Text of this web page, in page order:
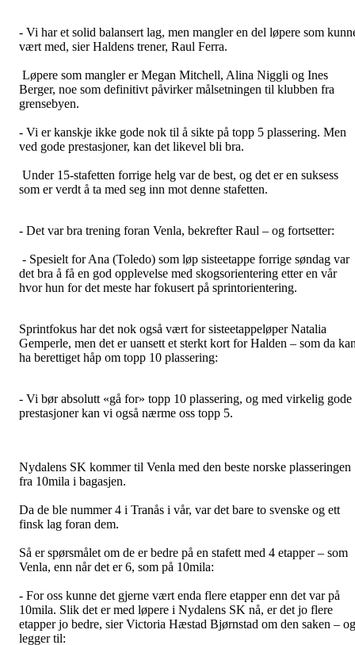
- Vi har et solid balansert lag, men mangler en del løpere som
vært med, sier Haldens trener, Raul Ferra.
Løpere som mangler er Megan Mitchell, Alina Niggli og Ines
Berger, noe som definitivt påvirker målsetningen til klubben fra
grensebyen.
- Vi er kanskje ikke gode nok til å sikte på topp 5 plassering. Men
ved gode prestasjoner, kan det likevel bli bra.
Under 15-stafetten forrige helg var de best, og det er en suksess
som er verdt å ta med seg inn mot denne stafetten.
- Det var bra trening foran Venla, bekrefter Raul – og fortsetter:
- Spesielt for Ana (Toledo) som løp sisteetappe forrige søndag var
det bra å få en god opplevelse med skogsorientering etter en vår
hvor hun for det meste har fokusert på sprintorientering.
Sprintfokus har det nok også vært for sisteetappeløper Natalia
Gemperle, men det er uansett et sterkt kort for Halden – som da
ha berettiget håp om topp 10 plassering:
- Vi bør absolutt «gå for» topp 10 plassering, og med virkelig gode
prestasjoner kan vi også nærme oss topp 5.
Nydalens SK kommer til Venla med den beste norske plasseringen
fra 10mila i bagasjen.
Da de ble nummer 4 i Tranås i vår, var det bare to svenske og ett
finsk lag foran dem.
Så er spørsmålet om de er bedre på en stafett med 4 etapper – som
Venla, enn når det er 6, som på 10mila:
- For oss kunne det gjerne vært enda flere etapper enn det var på
10mila. Slik det er med løpere i Nydalens SK nå, er det jo flere
etapper jo bedre, sier Victoria Hæstad Bjørnstad om den saken – og
legger til: